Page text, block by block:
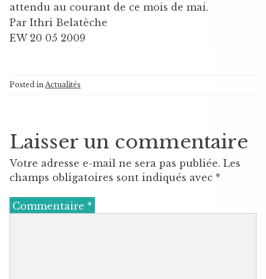
attendu au courant de ce mois de mai.
Par Ithri Belatèche
EW 20 05 2009
Posted in Actualités
Laisser un commentaire
Votre adresse e-mail ne sera pas publiée. Les
champs obligatoires sont indiqués avec *
Commentaire *